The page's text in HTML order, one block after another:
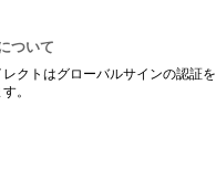
ついて
クトはグローバルサインの認証を
。